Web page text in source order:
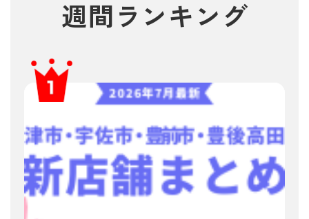
週間ランキング